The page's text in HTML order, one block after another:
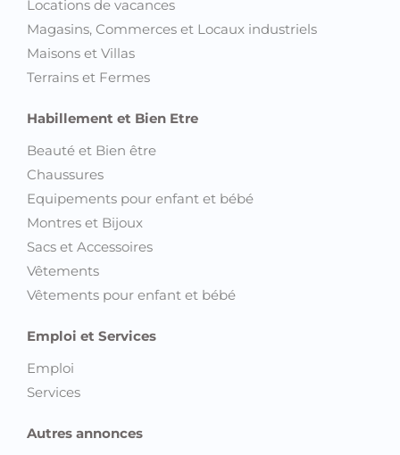
Locations de vacances
Magasins, Commerces et Locaux industriels
Maisons et Villas
Terrains et Fermes
Habillement et Bien Etre
Beauté et Bien être
Chaussures
Equipements pour enfant et bébé
Montres et Bijoux
Sacs et Accessoires
Vêtements
Vêtements pour enfant et bébé
Emploi et Services
Emploi
Services
Autres annonces